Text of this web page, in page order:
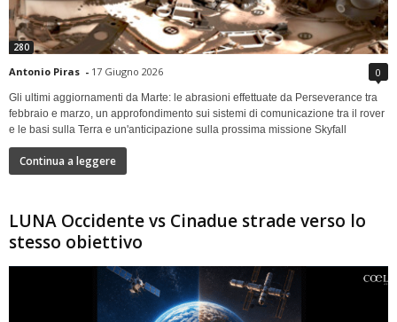
280
Antonio Piras - 17 Giugno 2026 0
Gli ultimi aggiornamenti da Marte: le abrasioni effettuate da Perseverance tra
febbraio e marzo, un approfondimento sui sistemi di comunicazione tra il rover
e le basi sulla Terra e un'anticipazione sulla prossima missione Skyfall
Continua a leggere
LUNA Occidente vs Cinadue strade verso lo
stesso obiettivo